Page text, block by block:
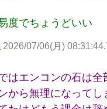
度でちょうどいい
2026/07/06(月)
はエンコンの石は全
から無理になってし